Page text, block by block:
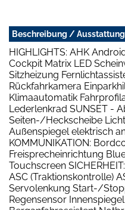
Beschreibung / Ausstattung
HIGHLIGHTS: AHK
Cockpit Matrix LED
Sitzheizung
Rückfahrkamera
Klimaautomatik
Lederlenkrad SUNSET -
Seiten-/Heckscheibe
Außenspiegel elektrisch
KOMMUNIKATION:
Freisprecheinrichtung
Touchscreen
ASC (Traktionskontrolle)
Servolenkung Start-/
Regensensor